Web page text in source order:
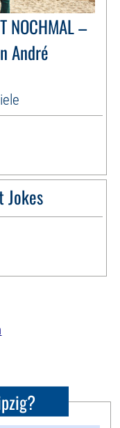
NOCHMAL –
André
Jokes